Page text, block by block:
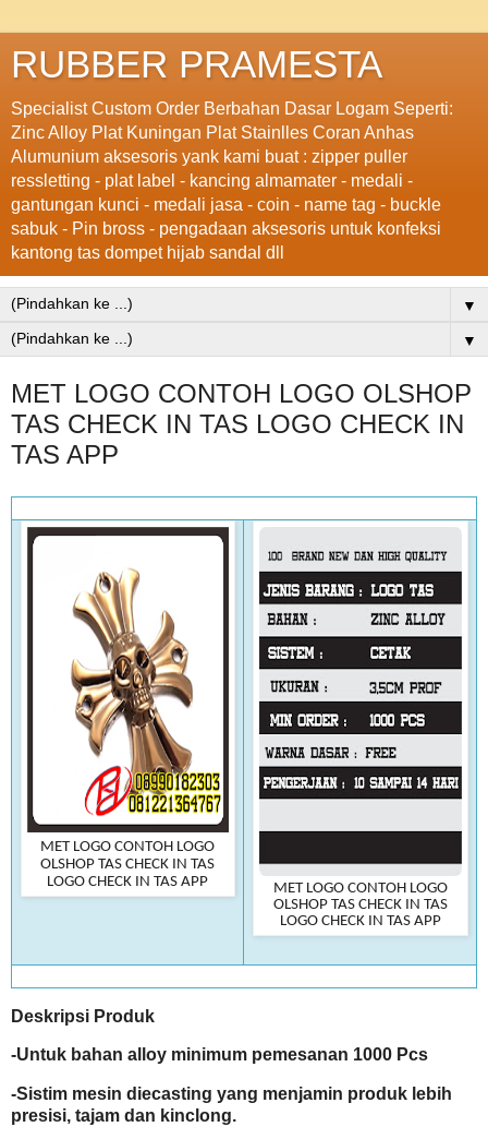
RUBBER PRAMESTA
Specialist Custom Order Berbahan Dasar Logam Seperti:
Zinc Alloy Plat Kuningan Plat Stainlles Coran Anhas
Alumunium aksesoris yank kami buat : zipper puller
ressletting - plat label - kancing almamater - medali -
gantungan kunci - medali jasa - coin - name tag - buckle
sabuk - Pin bross - pengadaan aksesoris untuk konfeksi
kantong tas dompet hijab sandal dll
▼
▼
MET LOGO CONTOH LOGO OLSHOP
TAS CHECK IN TAS LOGO CHECK IN
TAS APP
MET LOGO CONTOH LOGO
OLSHOP TAS CHECK IN TAS
LOGO CHECK IN TAS APP
MET LOGO CONTOH LOGO
OLSHOP TAS CHECK IN TAS
LOGO CHECK IN TAS APP
Deskripsi Produk
-Untuk bahan alloy minimum pemesanan 1000 Pcs
-Sistim mesin diecasting yang menjamin produk lebih
presisi, tajam dan kinclong.